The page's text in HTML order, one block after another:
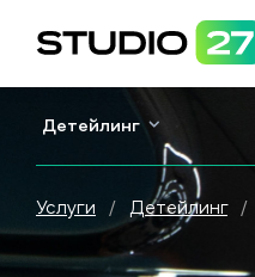
Детейлинг
Услуги / Детейлинг /